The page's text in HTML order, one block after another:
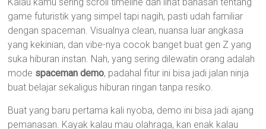
game futuristik yang simpel tapi nagih, pasti udah familiar
dengan spaceman. Visualnya clean, nuansa luar angkasa
yang kekinian, dan vibe-nya cocok banget buat gen Z yang
suka hiburan instan. Nah, yang sering dilewatin orang adalah
mode spaceman demo, padahal fitur ini bisa jadi jalan ninja
buat belajar sekaligus hiburan ringan tanpa resiko.
Buat yang baru pertama kali nyoba, demo ini bisa jadi ajang
pemanasan. Kayak kalau mau olahraga, kan enak kalau